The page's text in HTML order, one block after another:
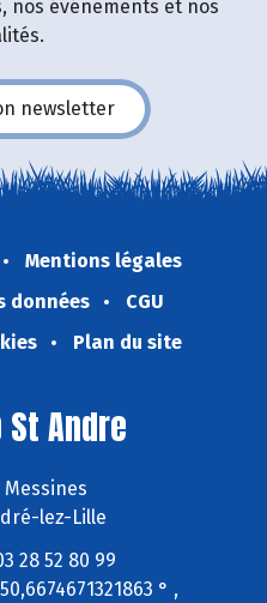
nos événements et nos
newsletter
Mentions légales
données
CGU
Plan du site
Andre
lez-Lille
28 52 80 99
° ,